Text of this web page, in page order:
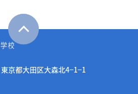
京都大田区大森北4−1−1